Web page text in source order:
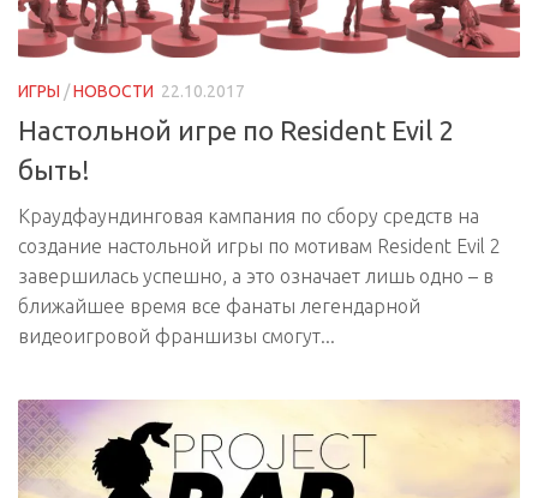
ИГРЫ /НОВОСТИ 22.10.2017
Настольной игре по Resident Evil 2
быть!
Краудфаундинговая кампания по сбору средств на
создание настольной игры по мотивам Resident Evil 2
завершилась успешно, а это означает лишь одно – в
ближайшее время все фанаты легендарной
видеоигровой франшизы смогут...